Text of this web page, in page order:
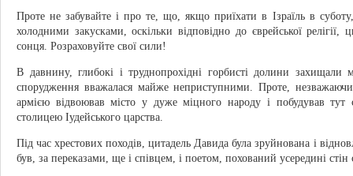
Проте не забувайте і про те, що, якщо приїхати в Ізраїль в
холодними закусками, оскільки відповідно до єврейської
сонця. Розраховуйте свої сили!
В давнину, глибокі і труднопрохідні горбисті долини
спорудження вважалася майже неприступними. Проте,
армією відвоював місто у дуже міцного народу і побудував
столицею Іудейського царства.
Під час хрестових походів, цитадель Давида була зруйнована і
був, за переказами, ще і співцем, і поетом, похований усередині стін